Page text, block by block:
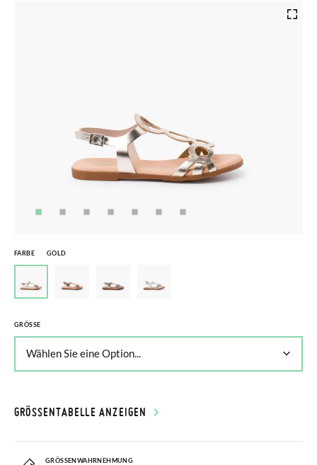
FARBE GOLD
GRÖSSE
GRÖSSENTABELLE ANZEIGEN
GRÖSSENWAHRNEHMUNG